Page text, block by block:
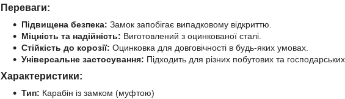
Переваги:
Підвищена безпека: Замок запобігає випадковому відкриттю.
Міцність та надійність: Виготовлений з оцинкованої сталі.
Стійкість до корозії: Оцинковка для довговічності в будь-яких умовах.
Універсальне застосування: Підходить для різних побутових та
Характеристики:
Тип: Карабін із замком (муфтою)